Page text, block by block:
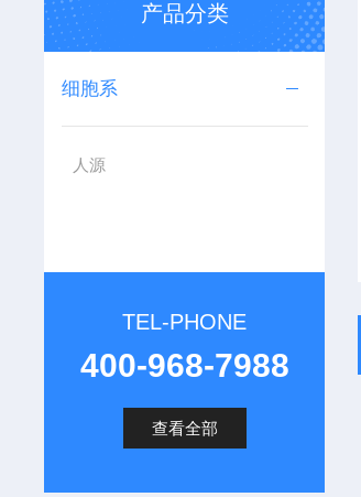
产品分类
细胞系
人源
TEL-PHONE
400-968-7988
查看全部